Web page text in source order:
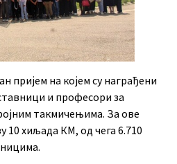
пријем на којем су награђени
и професори за
такмичењима. За ове
10 хиљада КМ, од чега 6.710